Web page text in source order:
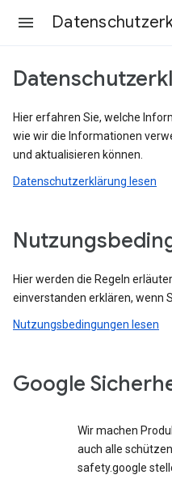
Hier erfahren Sie, welche
wie wir die Informationen
und aktualisieren können.
Datenschutzerklärung lesen
Hier werden die Regeln
einverstanden erklären, wenn
Nutzungsbedingungen lesen
Google
Wir machen
auch alle
safety.google